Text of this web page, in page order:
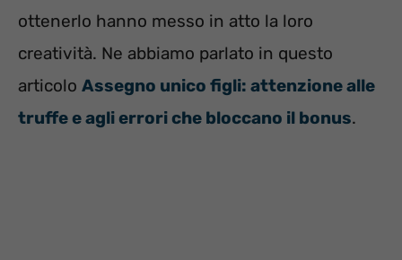
ottenerlo hanno messo in atto la loro
creatività. Ne abbiamo parlato in questo
articolo Assegno unico figli: attenzione alle
truffe e agli errori che bloccano il bonus.